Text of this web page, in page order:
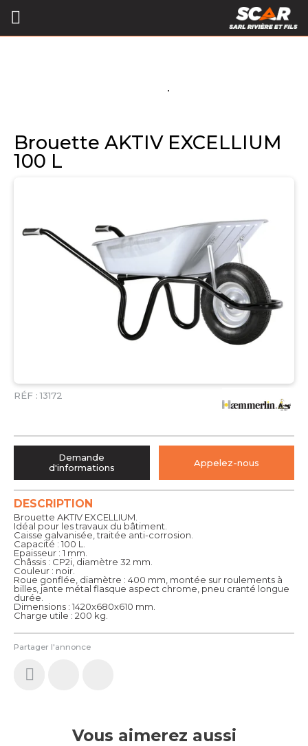
Brouette AKTIV EXCELLIUM
100 L
RÉF : 13172
Partager l'annonce
DESCRIPTION
Brouette AKTIV EXCELLIUM.
Idéal pour les travaux du bâtiment.
Caisse galvanisée, traitée anti-corrosion.
Capacité : 100 L.
Epaisseur : 1 mm.
Châssis : CP2i, diamètre 32 mm.
Couleur : noir.
Roue gonflée, diamètre : 400 mm, montée sur roulements à
billes, jante métal flasque aspect chrome, pneu cranté longue
durée.
Dimensions : 1420x680x610 mm.
Charge utile : 200 kg.
Demande
d'informations
Appelez-nous
Vous aimerez aussi